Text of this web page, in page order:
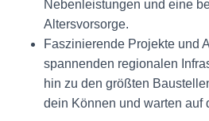
Nebenleistungen und eine
Altersvorsorge.
Faszinierende Projekte und
spannenden regionalen
hin zu den größten
dein Können und warten auf